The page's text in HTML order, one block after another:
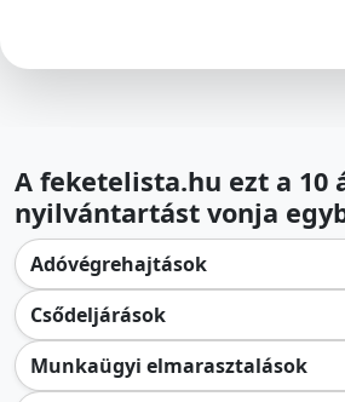
A feketelista.hu ezt a 10
nyilvántartást vonja
Adóvégrehajtások
Csődeljárások
Munkaügyi elmarasztalások